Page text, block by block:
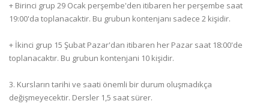
+ Birinci grup 29 Ocak perşembe'den itibaren her perşembe saat
19:00'da toplanacaktir. Bu grubun kontenjanı sadece 2 kişidir.
+ İkinci grup 15 Şubat Pazar'dan itibaren her Pazar saat 18:00'de
toplanacaktır. Bu grubun kontenjani 10 kişidir.
3. Kursların tarihi ve saati önemli bir durum oluşmadıkça
değişmeyecektir. Dersler 1,5 saat sürer.